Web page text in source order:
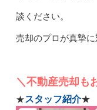
談ください。
売却のプロが真摯に
＼不動産売却も
★スタッフ紹介★